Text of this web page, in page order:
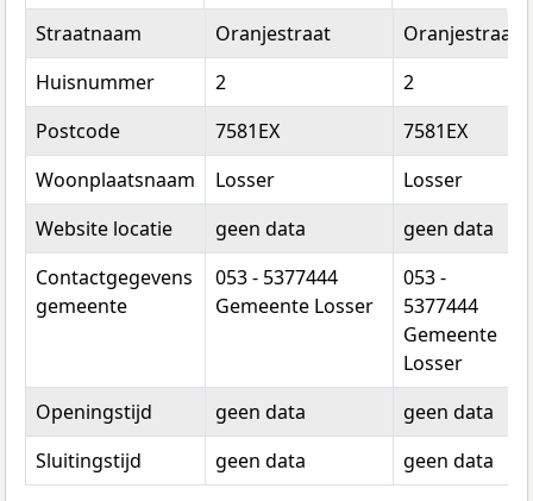
Locatiedata
per
verkiezing
Gemeenteraad
2022
Tweede
Kamer
2021
Straatnaam Oranjestraat
Oranjestraat
Huisnummer
2
2
Postcode
7581EX
7581EX
Woonplaatsnaam
Losser
Losser
Website locatie
geen data
geen data
Contactgegevens
gemeente
053 - 5377444
Gemeente Losser
053 -
5377444
Gemeente
Losser
Openingstijd
geen data
geen data
Sluitingstijd
geen data geen data